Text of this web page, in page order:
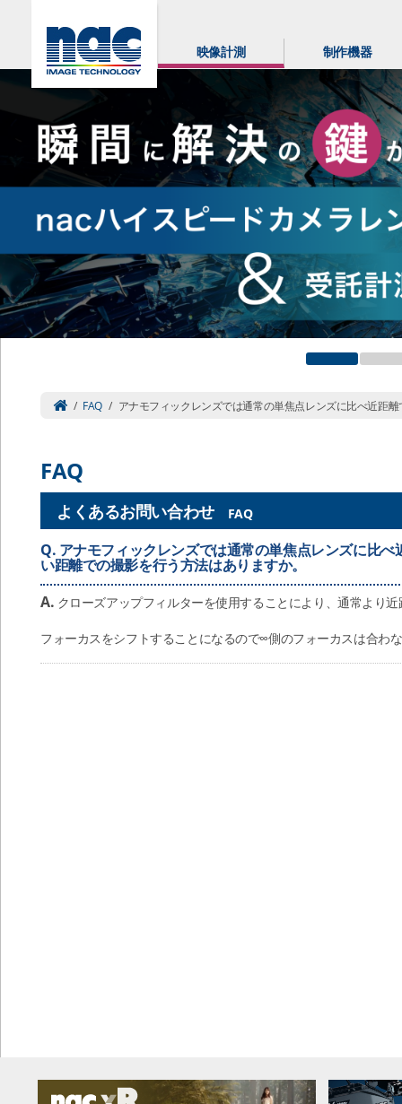
映像計測 制作機器
/ FAQ / アナモフィックレンズでは通常の単焦点レンズに比べ近距離での撮影ができませんが、
FAQ
よくあるお問い合わせ FAQ
Q. アナモフィックレンズでは通常の単焦点レンズに比
い距離での撮影を行う方法はありますか。
A. クローズアップフィルターを使用することにより、通常より
フォーカスをシフトすることになるので∞側のフォーカスは合わ